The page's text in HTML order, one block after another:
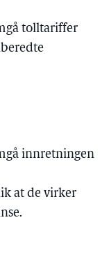
tolltariffer
innretningen
at de virker